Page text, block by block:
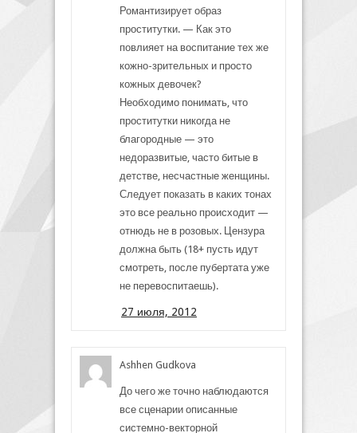
Романтизирует образ
проститутки. — Как это
повлияет на воспитание тех же
кожно-зрительных и просто
кожных девочек?
Необходимо понимать, что
проститутки никогда не
благородные — это
недоразвитые, часто битые в
детстве, несчастные женщины.
Следует показать в каких тонах
это все реально происходит —
отнюдь не в розовых. Цензура
должна быть (18+ пусть идут
смотреть, после пубертата уже
не перевоспитаешь).
27 июля, 2012
Ashhen Gudkova
До чего же точно наблюдаются
все сценарии описанные
системно-векторной